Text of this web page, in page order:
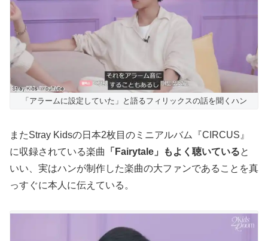
「アラームに設定していた」と語るフィリックスの話を聞くハン
またStray Kidsの日本2枚目のミニアルバム『CIRCUS』
に収録されている楽曲
「Fairytale」もよく聴いていると
いい、実はハンが制作した楽曲の大ファンであることを真
っすぐに本人に伝えている。